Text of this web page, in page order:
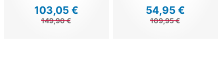
103,05 €
149,90 €
54,95 €
109,95 €